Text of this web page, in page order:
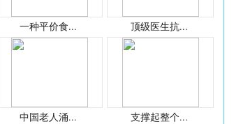
一种平价食... 顶级医生抗...
中国老人涌... 支撑起整个...